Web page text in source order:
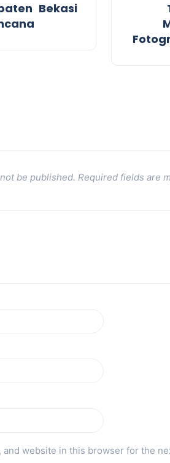
Bekasi
be published. Required fields are
and website in this browser for the